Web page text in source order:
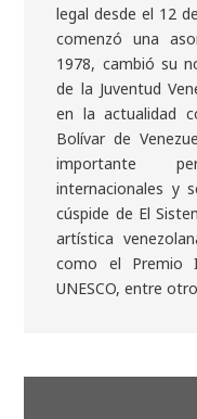
legal desde el 12
comenzó una
1978, cambió su
de la Juventud
en la actualidad
Bolívar de
importante
internacionales y
cúspide de El
artística
como el Premio
UNESCO, entre